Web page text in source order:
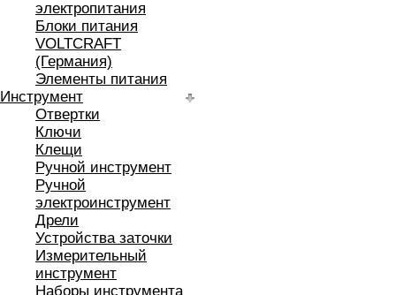
электропитания
Блоки питания
VOLTCRAFT
(Германия)
Элементы питания
Инструмент
Отвертки
Ключи
Клещи
Ручной инструмент
Ручной
электроинструмент
Дрели
Устройства заточки
Измерительный
инструмент
Наборы инструмента